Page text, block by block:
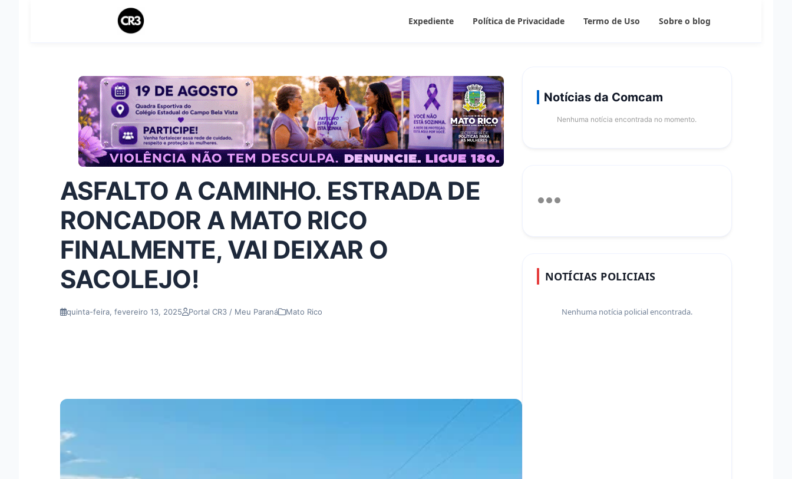
Expediente Política de Privacidade Termo de Uso Sobre o blog
ASFALTO A CAMINHO. ESTRADA DE
RONCADOR A MATO RICO
FINALMENTE, VAI DEIXAR O
SACOLEJO!
quinta-feira, fevereiro 13, 2025 Portal CR3 / Meu Paraná Mato Rico
Notícias da Comcam
Nenhuma notícia encontrada no momento.
NOTÍCIAS POLICIAIS
Nenhuma notícia policial encontrada.